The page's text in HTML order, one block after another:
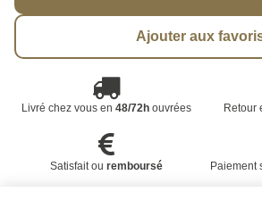
Ajouter aux
Livré chez vous en 48/72houvrées Retour
Satisfait ou remboursé Paiement